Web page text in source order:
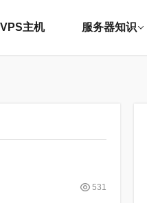
VPS主机 服务器知识
531